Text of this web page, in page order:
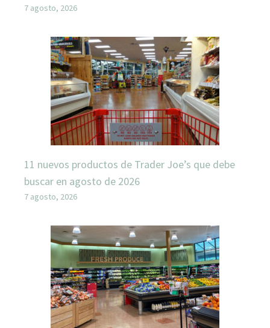
7 agosto, 2026
11 nuevos productos de Trader Joe’s que debe
buscar en agosto de 2026
7 agosto, 2026